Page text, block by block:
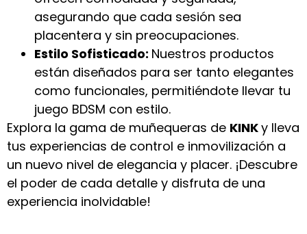
asegurando que cada sesión sea
placentera y sin preocupaciones.
Estilo Sofisticado: Nuestros productos
están diseñados para ser tanto elegantes
como funcionales, permitiéndote llevar tu
juego BDSM con estilo.
Explora la gama de muñequeras de KINKy lleva
tus experiencias de control e inmovilización a
un nuevo nivel de elegancia y placer. ¡Descubre
el poder de cada detalle y disfruta de una
experiencia inolvidable!